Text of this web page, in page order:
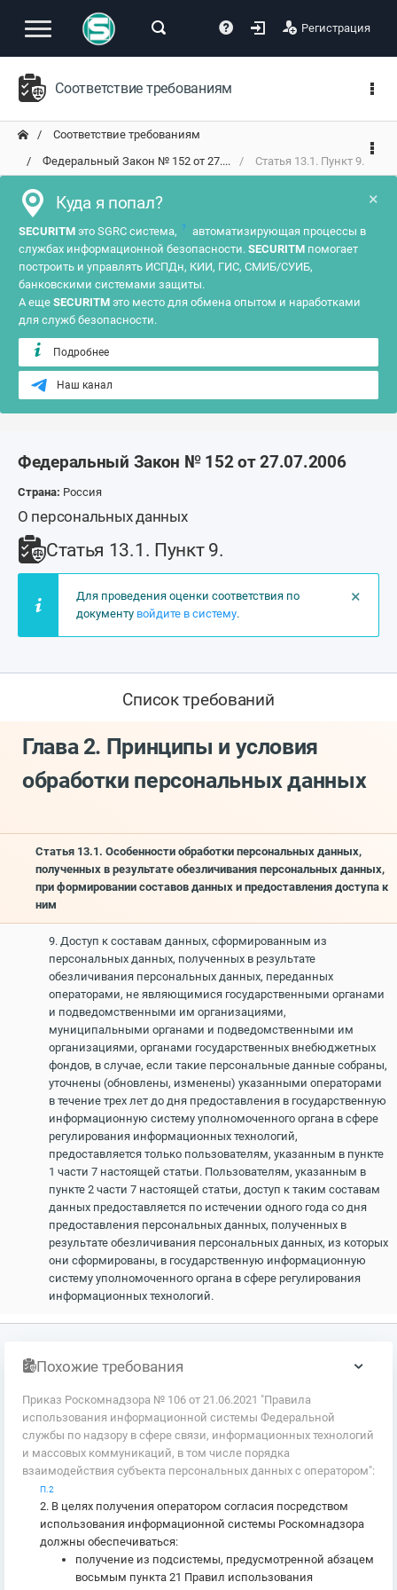
Регистрация
Соответствие требованиям
Соответствие требованиям
Федеральный Закон № 152 от 27....
Статья 13.1. Пункт 9.
×
Куда я попал?
SECURITM это SGRC система, ?
автоматизирующая процессы в
службах информационной безопасности. SECURITM помогает
построить и управлять ИСПДн, КИИ, ГИС, СМИБ/СУИБ,
банковскими системами защиты.
А еще SECURITM это место для обмена опытом и наработками
для служб безопасности.
Подробнее
Наш канал
Федеральный Закон № 152 от 27.07.2006
Страна: Россия
О персональных данных
Статья 13.1. Пункт 9.
×
Для проведения оценки соответствия по
документу войдите в систему.
Список требований
Глава 2. Принципы и условия
обработки персональных данных
Статья 13.1. Особенности обработки персональных данных,
полученных в результате обезличивания персональных данных,
при формировании составов данных и предоставления доступа к
ним
9. Доступ к составам данных, сформированным из
персональных данных, полученных в результате
обезличивания персональных данных, переданных
операторами, не являющимися государственными органами
и подведомственными им организациями,
муниципальными органами и подведомственными им
организациями, органами государственных внебюджетных
фондов, в случае, если такие персональные данные собраны,
уточнены (обновлены, изменены) указанными операторами
в течение трех лет до дня предоставления в государственную
информационную систему уполномоченного органа в сфере
регулирования информационных технологий,
предоставляется только пользователям, указанным в пункте
1 части 7 настоящей статьи. Пользователям, указанным в
пункте 2 части 7 настоящей статьи, доступ к таким составам
данных предоставляется по истечении одного года со дня
предоставления персональных данных, полученных в
результате обезличивания персональных данных, из которых
они сформированы, в государственную информационную
систему уполномоченного органа в сфере регулирования
информационных технологий.
Похожие требования
Приказ Роскомнадзора № 106 от 21.06.2021 "Правила
использования информационной системы Федеральной
службы по надзору в сфере связи, информационных технологий
и массовых коммуникаций, в том числе порядка
взаимодействия субъекта персональных данных с оператором":
П.2
2. В целях получения оператором согласия посредством
использования информационной системы Роскомнадзора
должны обеспечиваться:
получение из подсистемы, предусмотренной абзацем
восьмым пункта 21 Правил использования